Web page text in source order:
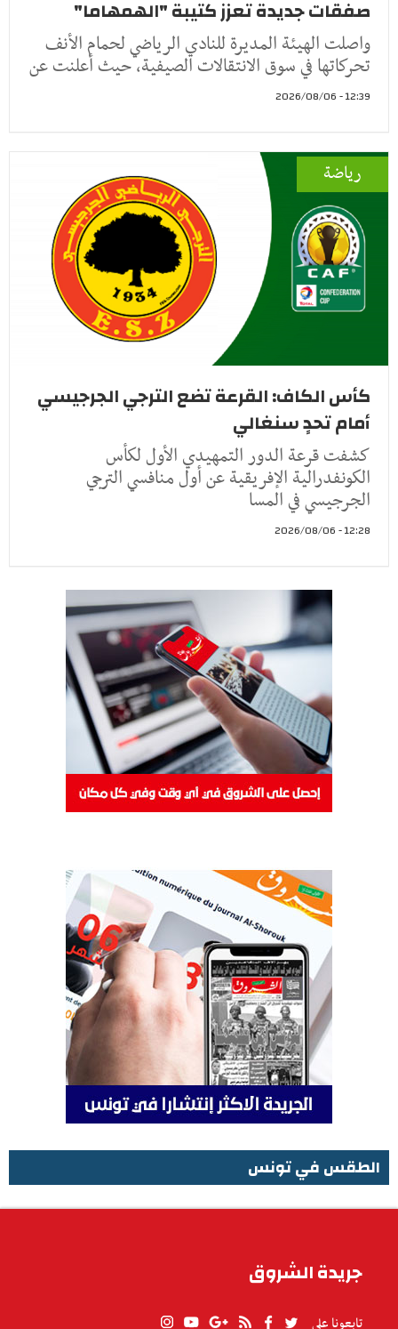
صفقات جديدة تعزز كتيبة "الهمهاما"
واصلت الهيئة المديرة للنادي الرياضي لحمام الأنف
تحركاتها في سوق الانتقالات الصيفية، حيث أعلنت عن
12:39 - 2026/08/06
رياضة
كأس الكاف: القرعة تضع الترجي الجرجيسي
أمام تحدٍ سنغالي
كشفت قرعة الدور التمهيدي الأول لكأس
الكونفدرالية الإفريقية عن أول منافسي الترجي
الجرجيسي في المسا
12:28 - 2026/08/06
الطقس في تونس
جريدة الشروق
تابعونا على